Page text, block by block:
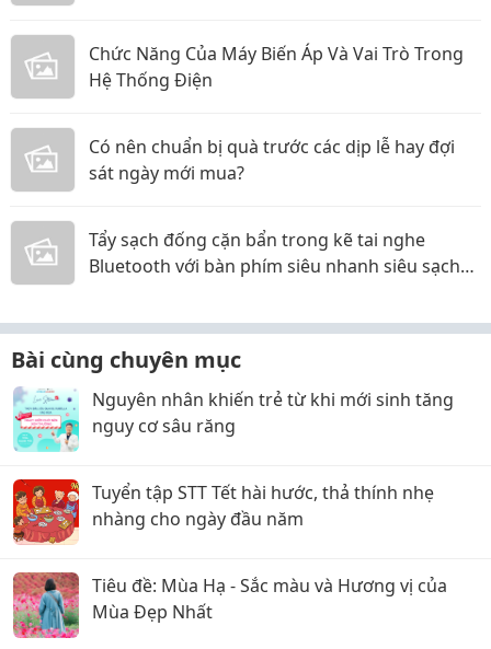
Chức Năng Của Máy Biến Áp Và Vai Trò Trong
Hệ Thống Điện
Có nên chuẩn bị quà trước các dịp lễ hay đợi
sát ngày mới mua?
Tẩy sạch đống cặn bẩn trong kẽ tai nghe
Bluetooth với bàn phím siêu nhanh siêu sạch
Bài cùng chuyên mục
Nguyên nhân khiến trẻ từ khi mới sinh tăng
nguy cơ sâu răng
Tuyển tập STT Tết hài hước, thả thính nhẹ
nhàng cho ngày đầu năm
Tiêu đề: Mùa Hạ - Sắc màu và Hương vị của
Mùa Đẹp Nhất